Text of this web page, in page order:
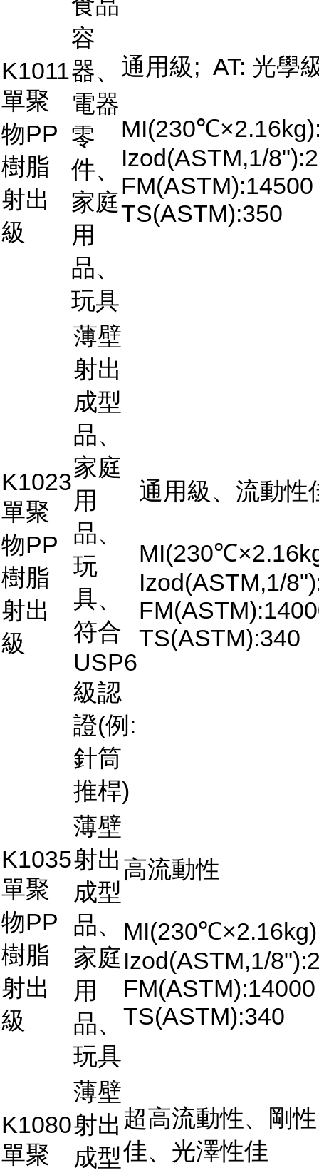
K1011
單聚
物PP
樹脂
射出
級
容
器、
電器
零
件、
家庭
用
品、
玩具
通用級; AT: 光學
Izod(ASTM,1/
FM(ASTM):14500
TS(ASTM):350
K1023
單聚
物PP
樹脂
射出
級
薄壁
射出
成型
品、
家庭
用
品、
玩
具、
符合
USP6
級認
證(例:
針筒
推桿)
通用級、流動性
Izod(ASTM,1/
TS(ASTM):340
K1035
單聚
物PP
樹脂
射出
級
薄壁
射出
成型
品、
家庭
用
品、
玩具
高流動性
Izod(ASTM,1/
FM(ASTM):14000
TS(ASTM):340
K1080
單聚
薄壁
射出
成型
超高流動性、剛性
佳、光澤性佳